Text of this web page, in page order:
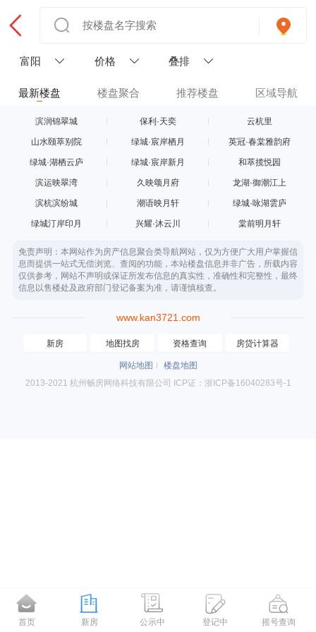
富阳 价格 叠排
最新楼盘 楼盘聚合 推荐楼盘 区域导航
滨润锦翠城 保利·天奕 云杭里
山水颐萃别院 绿城·宸岸栖月 英冠·春棠雅韵府
绿城·湖栖云庐 绿城·宸岸新月 和萃揽悦园
滨运映翠湾 久映颂月府 龙湖·御潮江上
滨杭滨纷城 潮语映月轩 绿城·咏湖雲庐
绿城汀岸印月 兴耀·沐云川 棠前明月轩
免责声明：本网站作为房产信息聚合类导航网站，仅为方便广大用户掌握信
息而提供一站式无偿浏览、查阅的功能，本站楼盘信息并非广告，所载内容
仅供参考，网站不声明或保证所发布信息的真实性，准确性和完整性，最终
信息以售楼处及政府部门登记备案为准，请谨慎核查。
www.kan3721.com
新房 地图找房 资格查询 房贷计算器
网站地图
楼盘地图
2013-2021 杭州畅房网络科技有限公司 ICP证：浙ICP备16040283号-1
首页 新房 公示中 登记中 摇号查询